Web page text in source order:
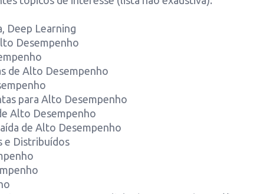
Deep Learning
Desempenho
de Alto Desempenho
para Alto Desempenho
Alto Desempenho
de Alto Desempenho
e Distribuídos